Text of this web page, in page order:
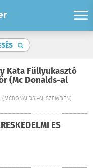
Kata Füllyukasztó
(Mc Donalds-al
AL SZEMBEN)
ÉS